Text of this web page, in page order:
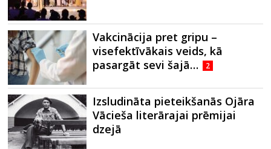
Vakcinācija pret gripu –
visefektīvākais veids, kā
pasargāt sevi šajā…
2
Izsludināta pieteikšanās Ojāra
Vācieša literārajai prēmijai
dzejā